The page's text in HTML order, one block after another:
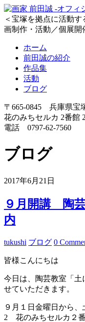
＜宝塚を拠点に活動
画制作・活動／個展開
ホーム
前田誠の紹介
作品集
活動
ブログ
〒665-0845 兵庫県宝
花のみちセルカ 2番館
電話 0797-62-7560
ブログ
2017年6月21日
９月開講 陶
内
tukushi ブログ 0
皆様こんにちは
今日は、陶芸教室「土
せていただきます。
９月１日金曜日から
2 花のみちセルカ２番